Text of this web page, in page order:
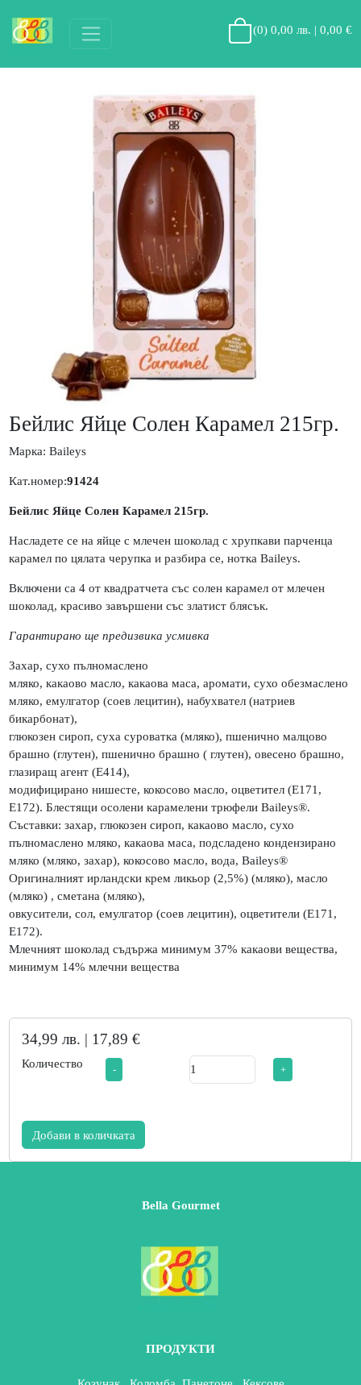
(0) 0,00 лв. | 0,00 €
Бейлис Яйце Солен Карамел 215гр.
Марка:Baileys
Кат.номер:91424
Бейлис Яйце Солен Карамел 215гр.
Насладете се на яйце с млечен шоколад с хрупкави парченца
карамел по цялата черупка и разбира се, нотка Baileys.
Включени са 4 от квадратчета със солен карамел от млечен
шоколад, красиво завършени със златист блясък.
Гарантирано ще предизвика усмивка
Захар, сухо пълномаслено
мляко, какаово масло, какаова маса, аромати, сухо обезмаслено
мляко, емулгатор (соев лецитин), набухвател (натриев
бикарбонат),
глюкозен сироп, суха суроватка (мляко), пшенично малцово
брашно (глутен), пшенично брашно ( глутен), овесено брашно,
глазиращ агент (E414),
модифицирано нишесте, кокосово масло, оцветител (E171,
E172). Блестящи осолени карамелени трюфели Baileys®.
Съставки: захар, глюкозен сироп, какаово масло, сухо
пълномаслено мляко, какаова маса, подсладено кондензирано
мляко (мляко, захар), кокосово масло, вода, Baileys®
Оригиналният ирландски крем ликьор (2,5%) (мляко), масло
(мляко) , сметана (мляко),
овкусители, сол, емулгатор (соев лецитин), оцветители (E171,
E172).
Млечният шоколад съдържа минимум 37% какаови вещества,
минимум 14% млечни вещества
34,99 лв. | 17,89 €
Количество - +
Добави в количката
Bella Gourmet
ПРОДУКТИ